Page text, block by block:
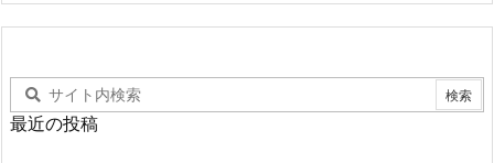
最近の投稿